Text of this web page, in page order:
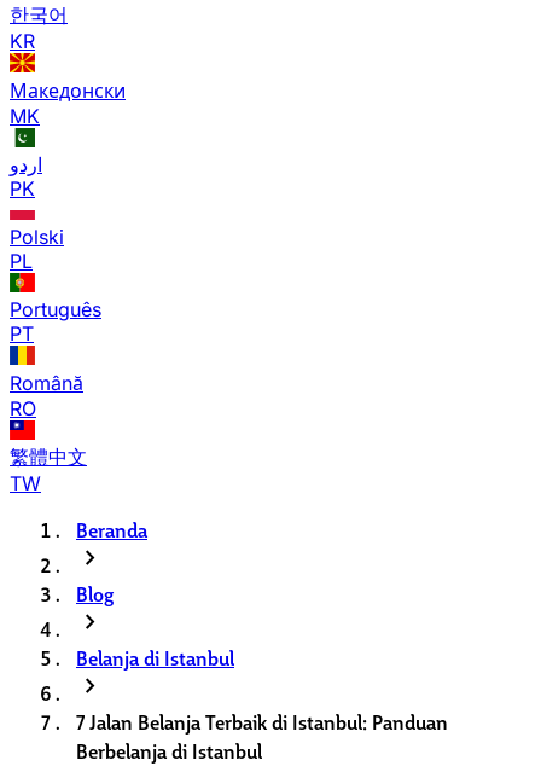
한국어
KR
Македонски
MK
اردو
PK
Polski
PL
Português
PT
Română
RO
繁體中文
TW
Beranda
chevron_right
Blog
chevron_right
Belanja di Istanbul
chevron_right
7 Jalan Belanja Terbaik di Istanbul: Panduan
Berbelanja di Istanbul